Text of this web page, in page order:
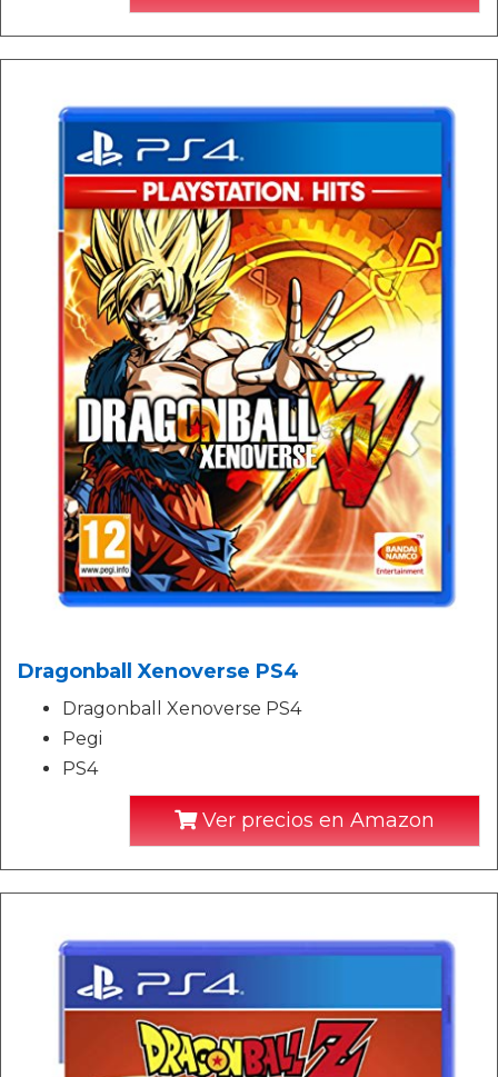
Dragonball Xenoverse PS4
Dragonball Xenoverse PS4
Pegi
PS4
Ver precios en Amazon